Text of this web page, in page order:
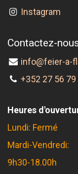
Instagram
Contactez-
info@feier-a-
+352 27 56 79
Heures
Lundi: Fermé
Mardi-Vendredi:
9h30-18.00h